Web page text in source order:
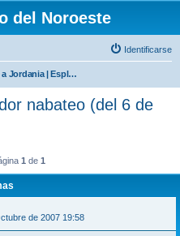
del Noroeste
Identificarse
Viaje a Jordania | Esplendor nabateo (del 6 de Oct al 13 de Oct)
nabateo (del 6 de
1 de 1
de 2007 19:58